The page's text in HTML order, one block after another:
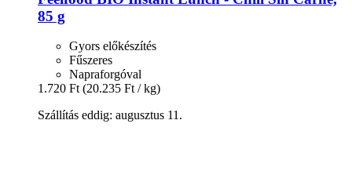
85 g
Gyors előkészítés
Fűszeres
Napraforgóval
1.720 Ft (20.235 Ft / kg)
Szállítás eddig: augusztus 11.